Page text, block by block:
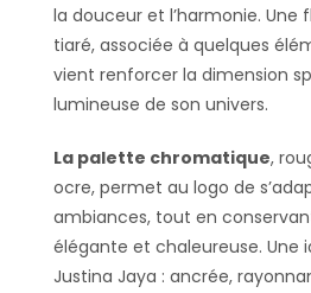
la douceur et l’harmonie. Une
tiaré, associée à quelques
vient renforcer la dimension
lumineuse de son univers.
La palette chromatique,
ocre, permet au logo de
ambiances, tout en
élégante et chaleureuse. Une
Justina Jaya : ancrée,